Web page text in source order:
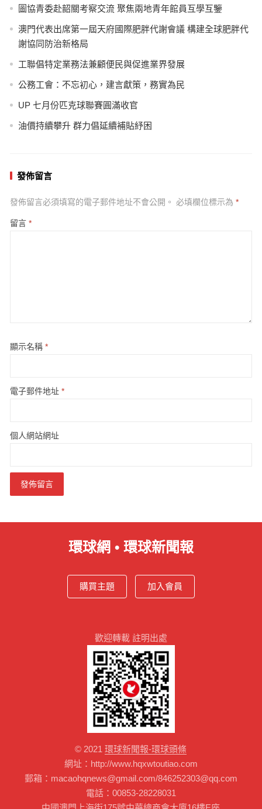
圖協青委赴韶關考察交流 聚焦兩地青年館員互學互鑒
澳門代表出席第一屆天府國際肥胖代謝會議 構建全球肥胖代
謝協同防治新格局
工聯倡特定業務法兼顧便民與促進業界發展
公務工會：不忘初心，建言獻策，務實為民
UP 七月份匹克球聯賽圓滿收官
油價持續攀升 群力倡延續補貼紓困
發佈留言
發佈留言必須填寫的電子郵件地址不會公開。 必填欄位標示為 *
留言 *
顯示名稱 *
電子郵件地址 *
個人網站網址
環球網 • 環球新聞報
購買主題 加入會員
歡迎轉載 註明出處
© 2021環球新聞報-環球頭條
網址：http://www.hqxwtoutiao.com
郵箱：macaohqnews@gmail.com/846252303@qq.com
電話：00853-28228031